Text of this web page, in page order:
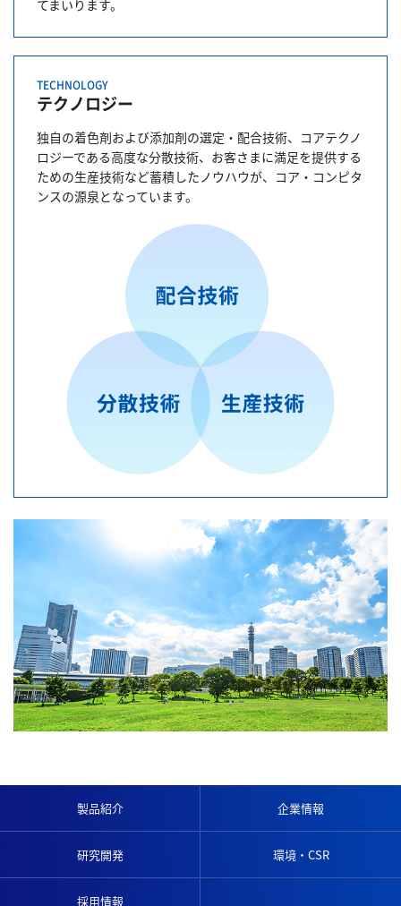
てまいります。
TECHNOLOGY
テクノロジー
独自の着色剤および添加剤の選定・配合技術、コアテクノ
ロジーである高度な分散技術、お客さまに満足を提供する
ための生産技術など蓄積したノウハウが、コア・コンピタ
ンスの源泉となっています。
製品紹介 企業情報
研究開発 環境・CSR
採用情報